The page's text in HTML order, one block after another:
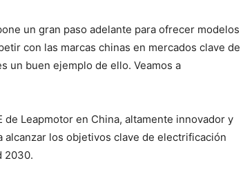
un gran paso adelante para ofrecer modelos
con las marcas chinas en mercados clave de
un buen ejemplo de ello. Veamos a
Leapmotor en China, altamente innovador y
los objetivos clave de electrificación
2030.